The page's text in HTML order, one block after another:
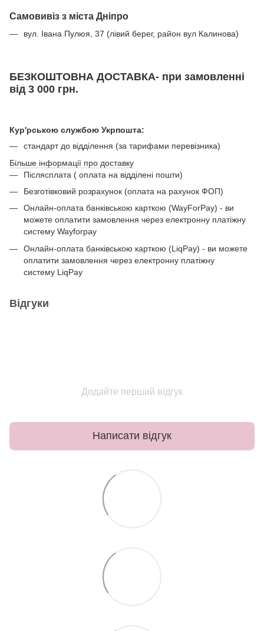
Самовивіз з міста Дніпро
вул. Івана Пулюя, 37 (лівий берег, район вул Калинова)
БЕЗКОШТОВНА ДОСТАВКА- при замовленні
від 3 000 грн.
Кур'рською службою Укрпошта:
стандарт до відділення (за тарифами перевізника)
Більше інформації про доставку
Післясплата ( оплата на відділені пошти)
Безготівковий розрахунок (оплата на рахунок ФОП)
Онлайн-оплата банківською карткою (WayForPay) - ви
можете оплатити замовлення через електронну платіжну
систему Wayforpay
Онлайн-оплата банківською карткою (LiqPay) - ви можете
оплатити замовлення через електронну платіжну
систему LiqPay
Відгуки
Додайте перший відгук
Написати відгук